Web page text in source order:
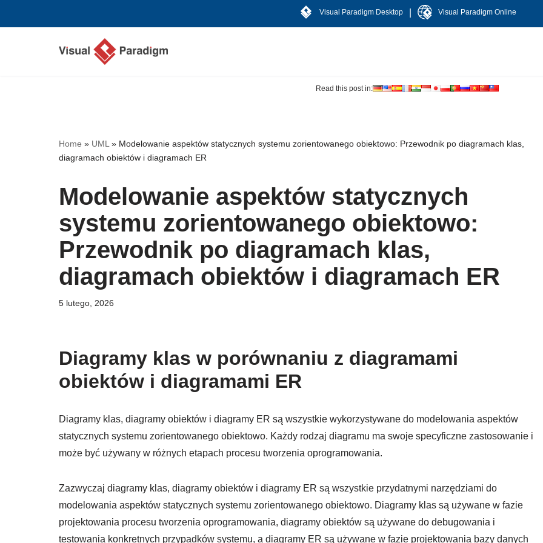
Visual Paradigm Desktop Visual Paradigm Online
Read this post in:
Home » UML » Modelowanie aspektów statycznych systemu zorientowanego obiektowo: Przewodnik po diagramach klas,
diagramach obiektów i diagramach ER
Modelowanie aspektów statycznych
systemu zorientowanego obiektowo:
Przewodnik po diagramach klas,
diagramach obiektów i diagramach ER
5 lutego, 2026
Diagramy klas w porównaniu z diagramami
obiektów i diagramami ER
Diagramy klas, diagramy obiektów i diagramy ER są wszystkie wykorzystywane do modelowania aspektów
statycznych systemu zorientowanego obiektowo. Każdy rodzaj diagramu ma swoje specyficzne zastosowanie i
może być używany w różnych etapach procesu tworzenia oprogramowania.
Zazwyczaj diagramy klas, diagramy obiektów i diagramy ER są wszystkie przydatnymi narzędziami do
modelowania aspektów statycznych systemu zorientowanego obiektowo. Diagramy klas są używane w fazie
projektowania procesu tworzenia oprogramowania, diagramy obiektów są używane do debugowania i
testowania konkretnych przypadków systemu, a diagramy ER są używane w fazie projektowania bazy danych